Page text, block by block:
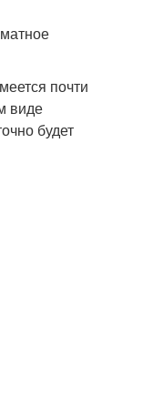
почти
виде
будет